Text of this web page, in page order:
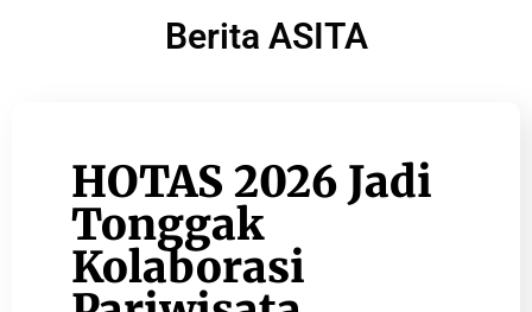
Berita ASITA
HOTAS 2026 Jadi
Tonggak
Kolaborasi